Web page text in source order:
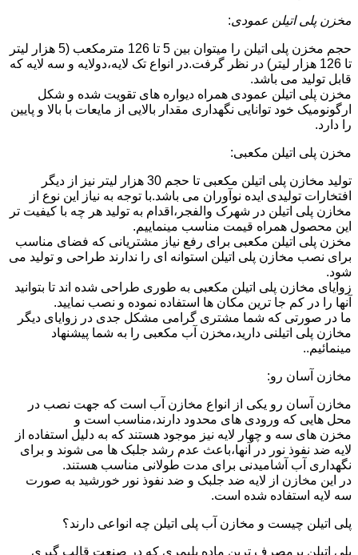
مخزن پلی اتیلن عمودی:
حجم مخزن پلی اتیلن را میتوان بین 5 تا 126 مترمکعب (5 هزار لیتر
تا 126 هزار لیتر) در نظر گرفت.در انواع تک لایه،دولایه و سه لایه که
قابل تولید می باشد.
مخزن پلی اتیلن عمودی همراه دیواره های تقویت شده و شکل
ارگونومیک خود توانایی نگهداری مقدار بالایی از مایعات با بالا و پایین
را دارد.
مخزن پلی اتیلن مکعبی:
تولید مخازن پلی اتیلن مکعبی تا حجم 30 هزار لیتر نیز از دیگر
افتخارات تولیدی ایده نوآوران می باشد.با توجه به نیاز این نوع از
مخازن پلی اتیلن در شهرک والفجر،اقدام به تولید هر چه با کیفیت تر
این محصول همراه قیمت مناسب مینماییم.
مخزن پلی اتیلن مکعبی برای رفع نیاز مشتریانی که فضای مناسب
برای نصب مخازن پلی اتیلن استوانه ای را ندارند طراحی و تولید می
شود.
زوایای مخازن پلی اتیلن مکعبی به طوری طراحی شده اند تا بتوانید
آنها را در کم جا ترین مکان ها استفاده نموده و نصب نمایید.
ما در صورتی که شما مشتری گرامی مشکل جدی در زوایای دیگر
مخازن پلی اتیلنی دارید،مخزن آب مکعبی را به شما پیشنهاد
مینمائیم..
مخازن آسان رو:
مخازن آسان رو یکی از انواع مخازن آب است که جهت نصب در
محل هایی که ورودی های محدود دارند،مناسب است و
مخزن های سه و چهار لایه نیز موجود هستند که به دلیل استفاده از
لایه ضد نفوذ نور در آنها،باعث عدم رشد جلبک ها می شوند و برای
نگهداری آب آشامیدنی برای مدت طولانی مناسب هستند.
در این مخازن از لایه ضد جلبک و ضد نفوذ نور خورشید به صورت
سه لایه استفاده شده است.
پلی اتیلن چیست و مخازن آب پلی اتیلن چه انواعی دارند؟
پلی اتیلن پرمصرف ترین ماده پلیمری که در صنعت قالب گیری